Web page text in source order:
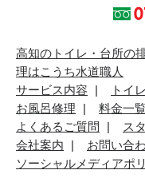
高知のトイレ・台所の
理はこうち水道職人
サービス内容
トイ
お風呂修理
料金一
よくあるご質問
ス
会社案内
お問い合
ソーシャルメディアポ